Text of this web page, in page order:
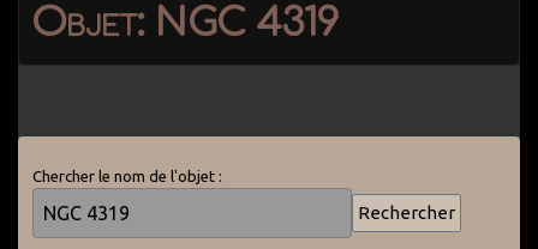
Objet: NGC 4319
Chercher le nom de l'objet :